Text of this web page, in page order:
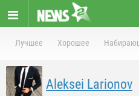
Лучшее Хорошее
Aleksei Larionov